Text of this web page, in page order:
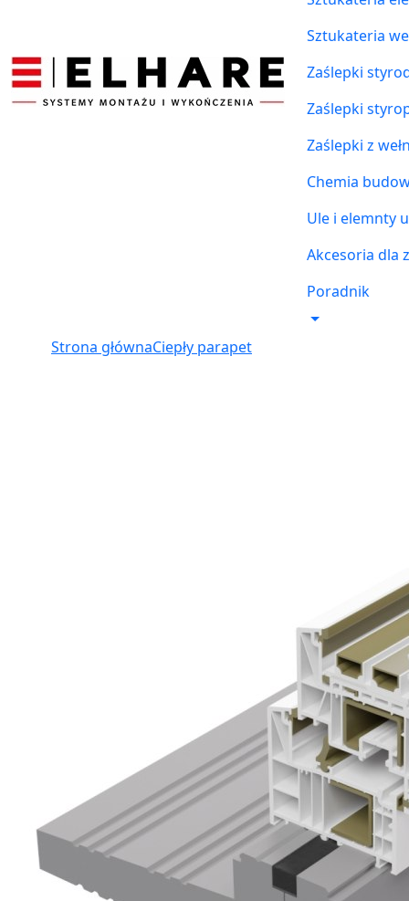
Sztukateria
Zaślepki
Zaślepki
Zaślepki z
Chemia
Ule i elemnty
Akcesoria dla
Poradnik
Strona głównaCiepły parapet